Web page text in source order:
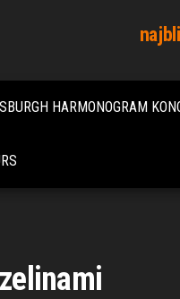
HARMONOGRAM